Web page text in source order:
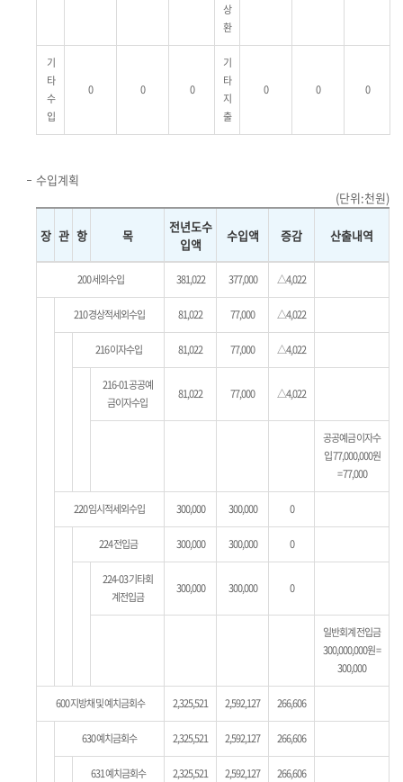
상
환
기
타
수
입
0 0 0
기
타
지
출
0 0 0
수입계획
(단위:천원)
장 관 항 목
전년도수
입액
수입액 증감 산출내역
200 세외수입 381,022 377,000 △4,022
210 경상적세외수입 81,022 77,000 △4,022
216 이자수입 81,022 77,000 △4,022
216-01 공공예
금이자수입
81,022 77,000 △4,022
공공예금 이자수
입 77,000,000원
= 77,000
220 임시적세외수입 300,000 300,000 0
224 전입금 300,000 300,000 0
224-03 기타회
계전입금
300,000 300,000 0
일반회계 전입금
300,000,000원 =
300,000
600 지방채 및 예치금회수 2,325,521 2,592,127 266,606
630 예치금회수 2,325,521 2,592,127 266,606
631 예치금회수 2,325,521 2,592,127 266,606